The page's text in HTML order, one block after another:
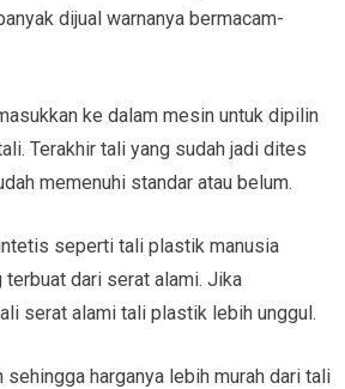
dijual warnanya bermacam-
ke dalam mesin untuk dipilin
Terakhir tali yang sudah jadi dites
memenuhi standar atau belum.
seperti tali plastik manusia
terbuat dari serat alami. Jika
serat alami tali plastik lebih unggul.
harganya lebih murah dari tali